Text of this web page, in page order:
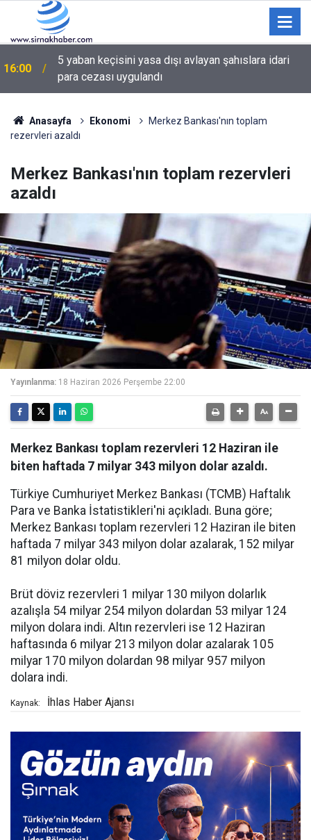
16:00
5 yaban keçisini yasa dışı avlayan şahıslara idari
para cezası uygulandı
15:00
Suriyelilerin gönüllü geri dönüş yoğunluğu devam
ediyor
Anasayfa Ekonomi
Merkez Bankası'nın toplam
rezervleri azaldı
Merkez Bankası'nın toplam rezervleri
azaldı
Yayınlanma: 18 Haziran 2026 Perşembe 22:00
Merkez Bankası toplam rezervleri 12 Haziran ile
biten haftada 7 milyar 343 milyon dolar azaldı.
Türkiye Cumhuriyet Merkez Bankası (TCMB) Haftalık
Para ve Banka İstatistikleri'ni açıkladı. Buna göre;
Merkez Bankası toplam rezervleri 12 Haziran ile biten
haftada 7 milyar 343 milyon dolar azalarak, 152 milyar
81 milyon dolar oldu.
Brüt döviz rezervleri 1 milyar 130 milyon dolarlık
azalışla 54 milyar 254 milyon dolardan 53 milyar 124
milyon dolara indi. Altın rezervleri ise 12 Haziran
haftasında 6 milyar 213 milyon dolar azalarak 105
milyar 170 milyon dolardan 98 milyar 957 milyon
dolara indi.
Kaynak: İhlas Haber Ajansı